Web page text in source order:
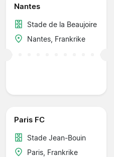
Nantes
Stade de la Beaujoire
Nantes, Frankrike
Paris FC
Stade Jean-Bouin
Paris, Frankrike